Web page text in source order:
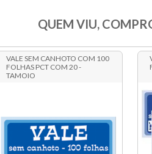
QUEM VIU,
VALE SEM CANHOTO COM 100
FOLHAS PCT COM 20 -
TAMOIO